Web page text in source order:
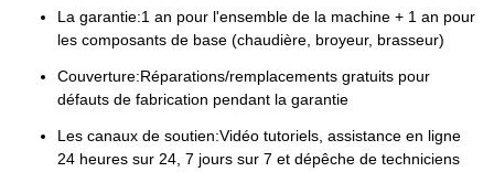
La garantie:1 an pour l'ensemble de la machine + 1 an pour
les composants de base (chaudière, broyeur, brasseur)
Couverture:Réparations/remplacements gratuits pour
défauts de fabrication pendant la garantie
Les canaux de soutien:Vidéo tutoriels, assistance en ligne
24 heures sur 24, 7 jours sur 7 et dépêche de techniciens